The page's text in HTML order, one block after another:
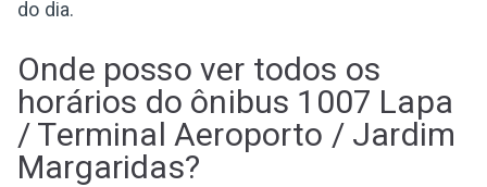
do dia.
Onde posso ver todos os
horários do ônibus 1007 Lapa
/ Terminal Aeroporto / Jardim
Margaridas?